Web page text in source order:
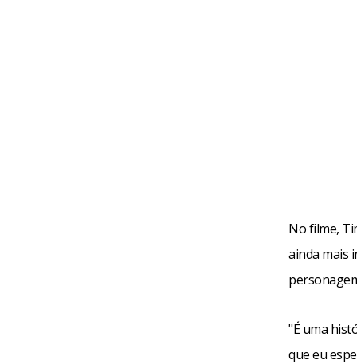
No filme,
ainda mais
"É uma
que eu